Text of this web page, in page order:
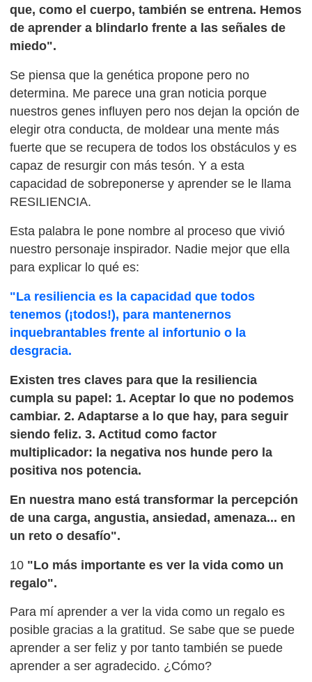
que, como el cuerpo, también se entrena. Hemos
de aprender a blindarlo frente a las señales de
miedo".
Se piensa que la genética propone pero no
determina. Me parece una gran noticia porque
nuestros genes influyen pero nos dejan la opción de
elegir otra conducta, de moldear una mente más
fuerte que se recupera de todos los obstáculos y es
capaz de resurgir con más tesón. Y a esta
capacidad de sobreponerse y aprender se le llama
RESILIENCIA.
Esta palabra le pone nombre al proceso que vivió
nuestro personaje inspirador. Nadie mejor que ella
para explicar lo qué es:
"La resiliencia es la capacidad que todos
tenemos (¡todos!), para mantenernos
inquebrantables frente al infortunio o la
desgracia.
Existen tres claves para que la resiliencia
cumpla su papel: 1. Aceptar lo que no podemos
cambiar. 2. Adaptarse a lo que hay, para seguir
siendo feliz. 3. Actitud como factor
multiplicador: la negativa nos hunde pero la
positiva nos potencia.
En nuestra mano está transformar la percepción
de una carga, angustia, ansiedad, amenaza... en
un reto o desafío".
10 "Lo más importante es ver la vida como un
regalo".
Para mí aprender a ver la vida como un regalo es
posible gracias a la gratitud. Se sabe que se puede
aprender a ser feliz y por tanto también se puede
aprender a ser agradecido. ¿Cómo?